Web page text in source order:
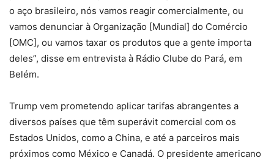
o aço brasileiro, nós vamos reagir comercialmente, ou
vamos denunciar à Organização [Mundial] do Comércio
[OMC], ou vamos taxar os produtos que a gente importa
deles”, disse em entrevista à Rádio Clube do Pará, em
Belém.
Trump vem prometendo aplicar tarifas abrangentes a
diversos países que têm superávit comercial com os
Estados Unidos, como a China, e até a parceiros mais
próximos como México e Canadá. O presidente americano